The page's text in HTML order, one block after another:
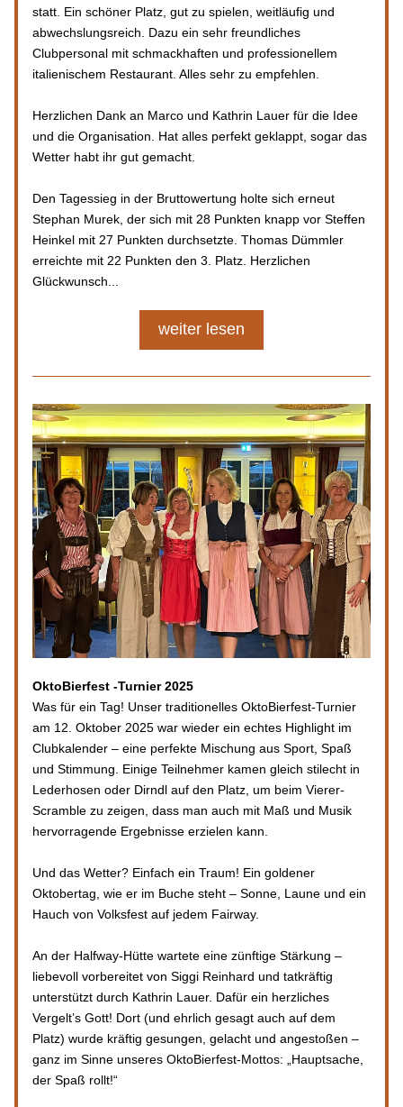
statt. Ein schöner Platz, gut zu spielen, weitläufig und
abwechslungsreich. Dazu ein sehr freundliches
Clubpersonal mit schmackhaften und professionellem
italienischem Restaurant. Alles sehr zu empfehlen.
Herzlichen Dank an Marco und Kathrin Lauer für die Idee
und die Organisation. Hat alles perfekt geklappt, sogar das
Wetter habt ihr gut gemacht.
Den Tagessieg in der Bruttowertung holte sich erneut
Stephan Murek, der sich mit 28 Punkten knapp vor Steffen
Heinkel mit 27 Punkten durchsetzte. Thomas Dümmler
erreichte mit 22 Punkten den 3. Platz. Herzlichen
Glückwunsch...
weiter lesen
OktoBierfest -Turnier 2025
Was für ein Tag! Unser traditionelles OktoBierfest-Turnier
am 12. Oktober 2025 war wieder ein echtes Highlight im
Clubkalender – eine perfekte Mischung aus Sport, Spaß
und Stimmung. Einige Teilnehmer kamen gleich stilecht in
Lederhosen oder Dirndl auf den Platz, um beim Vierer-
Scramble zu zeigen, dass man auch mit Maß und Musik
hervorragende Ergebnisse erzielen kann.
Und das Wetter? Einfach ein Traum! Ein goldener
Oktobertag, wie er im Buche steht – Sonne, Laune und ein
Hauch von Volksfest auf jedem Fairway.
An der Halfway-Hütte wartete eine zünftige Stärkung –
liebevoll vorbereitet von Siggi Reinhard und tatkräftig
unterstützt durch Kathrin Lauer. Dafür ein herzliches
Vergelt’s Gott! Dort (und ehrlich gesagt auch auf dem
Platz) wurde kräftig gesungen, gelacht und angestoßen –
ganz im Sinne unseres OktoBierfest-Mottos: „Hauptsache,
der Spaß rollt!“